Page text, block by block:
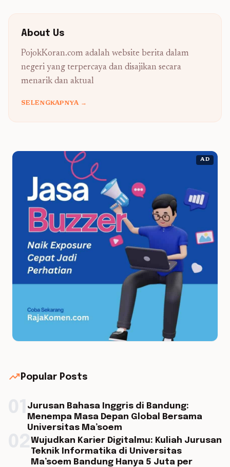
About Us
PojokKoran.com adalah website berita dalam
negeri yang terpercaya dan disajikan secara
menarik dan aktual
SELENGKAPNYA →
AD
trending_up Popular Posts
Jurusan Bahasa Inggris di Bandung:
Menempa Masa Depan Global Bersama
Universitas Ma’soem
Wujudkan Karier Digitalmu: Kuliah Jurusan
Teknik Informatika di Universitas
Ma’soem Bandung Hanya 5 Juta per